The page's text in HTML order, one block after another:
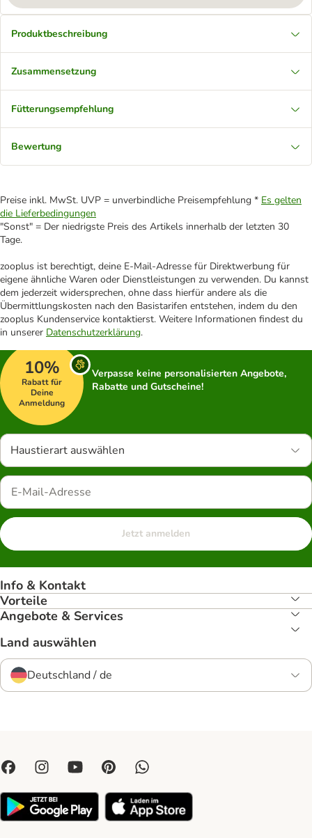
Produktbeschreibung
Zusammensetzung
Fütterungsempfehlung
Bewertung
Preise inkl. MwSt. UVP = unverbindliche Preisempfehlung * Es gelten
die Lieferbedingungen
"Sonst" = Der niedrigste Preis des Artikels innerhalb der letzten 30
Tage.
zooplus ist berechtigt, deine E-Mail-Adresse für Direktwerbung für
eigene ähnliche Waren oder Dienstleistungen zu verwenden. Du kannst
dem jederzeit widersprechen, ohne dass hierfür andere als die
Übermittlungskosten nach den Basistarifen entstehen, indem du den
zooplus Kundenservice kontaktierst. Weitere Informationen findest du
in unserer Datenschutzerklärung.
10%
Rabatt für
Deine
Anmeldung
Verpasse keine personalisierten Angebote,
Rabatte und Gutscheine!
Haustierart auswählen
Jetzt anmelden
Info & Kontakt
Vorteile
Angebote & Services
Land auswählen
Deutschland / de